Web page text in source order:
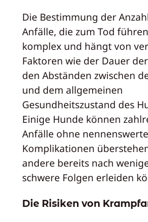
Die Bestimmung der
Anfälle, die zum Tod
komplex und hängt von
Faktoren wie der Dauer
den Abständen zwischen
und dem allgemeinen
Gesundheitszustand des
Einige Hunde können
Anfälle ohne nennenswerte
Komplikationen
andere bereits nach
schwere Folgen erleiden
Die Risiken von